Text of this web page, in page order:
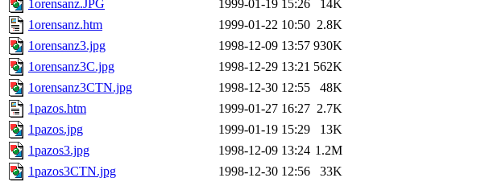
1orensanz.JPG
1999-01-19 15:26
14K
1orensanz.htm
1999-01-22 10:50 2.8K
1orensanz3.jpg
1998-12-09 13:57 930K
1orensanz3C.jpg
1998-12-29 13:21 562K
1orensanz3CTN.jpg
1998-12-30 12:55
48K
1pazos.htm
1999-01-27 16:27 2.7K
1pazos.jpg
1999-01-19 15:29
13K
1pazos3.jpg
1998-12-09 13:24 1.2M
1pazos3CTN.jpg
1998-12-30 12:56
33K